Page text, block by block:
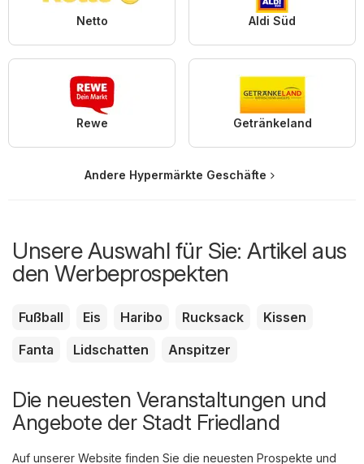
Netto Aldi Süd
Rewe Getränkeland
Andere Hypermärkte Geschäfte
Unsere Auswahl für Sie: Artikel aus
den Werbeprospekten
Fußball Eis Haribo Rucksack
Kissen
Fanta
Lidschatten Anspitzer
Die neuesten Veranstaltungen und
Angebote der Stadt Friedland
Auf unserer Website finden Sie die neuesten Prospekte und